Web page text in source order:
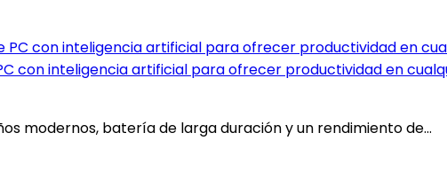
con inteligencia artificial para ofrecer productividad en
modernos, batería de larga duración y un rendimiento de...